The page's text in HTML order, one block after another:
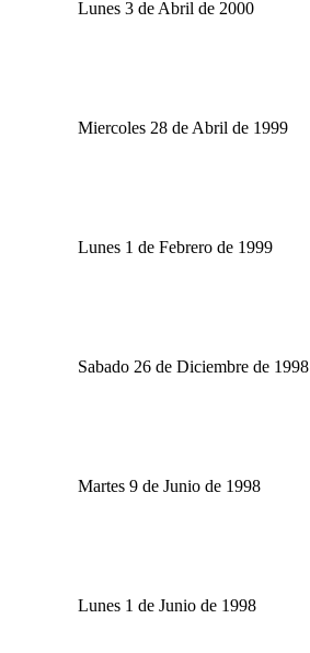
Lunes 3 de Abril de 2000
Miercoles 28 de Abril de 1999
Lunes 1 de Febrero de 1999
Sabado 26 de Diciembre de 1998
Martes 9 de Junio de 1998
Lunes 1 de Junio de 1998